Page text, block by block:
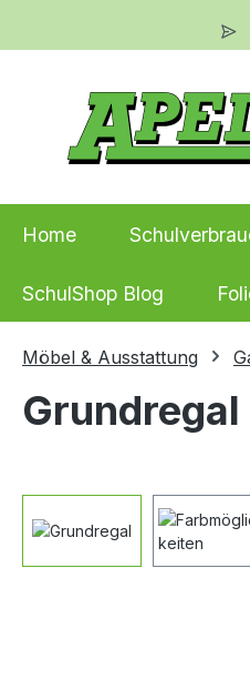
Zur Hauptnavigation
Home
SchulShop Blog
Möbel & Ausstattung
Grundregal
Bildergalerie überspringen